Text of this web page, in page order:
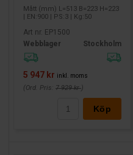
Mått (mm) L=513 B=223 H=223
| EN:900 | PS:3 | Kg:50
Art nr. EP1500
Webblager
Stockholm
5 947 kr inkl. moms
(Ord. Pris: 7 929 kr)
Köp